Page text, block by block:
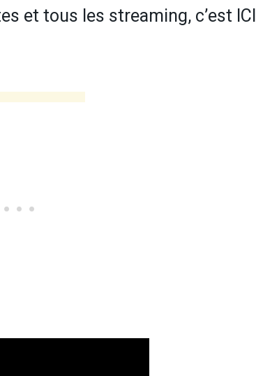
et tous les streaming, c’est ICI